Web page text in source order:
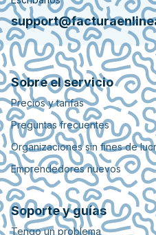
Sobre el servicio
Precios y tarifas
Preguntas frecuentes
Organizaciones sin fines de
Emprendedores nuevos
Soporte y guías
Tengo un problema